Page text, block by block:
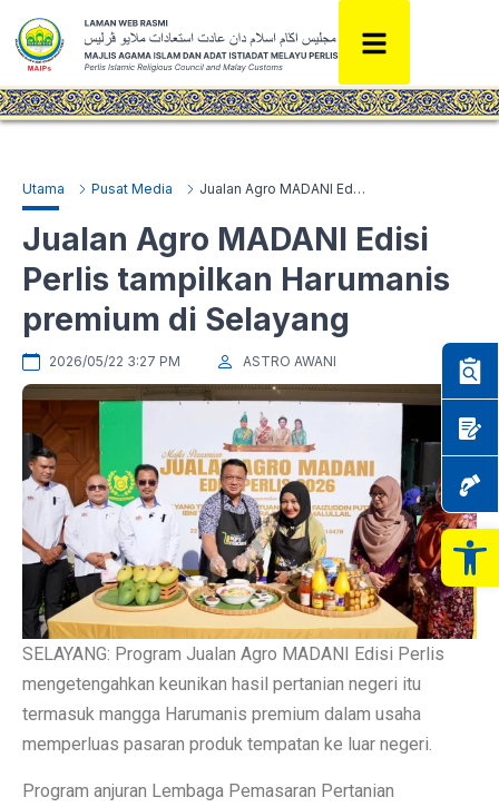
Utama Pusat Media Jualan Agro MADANI Edisi Perlis tampilkan Harumanis premium di Selayang
Jualan Agro MADANI Edisi
Perlis tampilkan Harumanis
premium di Selayang
2026/05/22 3:27 PM ASTRO AWANI
SELAYANG: Program Jualan Agro MADANI Edisi Perlis
mengetengahkan keunikan hasil pertanian negeri itu
termasuk mangga Harumanis premium dalam usaha
memperluas pasaran produk tempatan ke luar negeri.
Program anjuran Lembaga Pemasaran Pertanian